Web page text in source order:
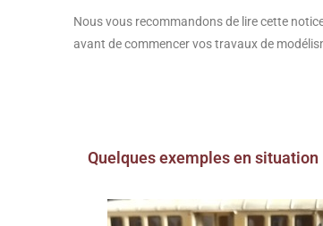
Nous vous recommandons de lire cette
avant de commencer vos travaux de
Quelques exemples en situation